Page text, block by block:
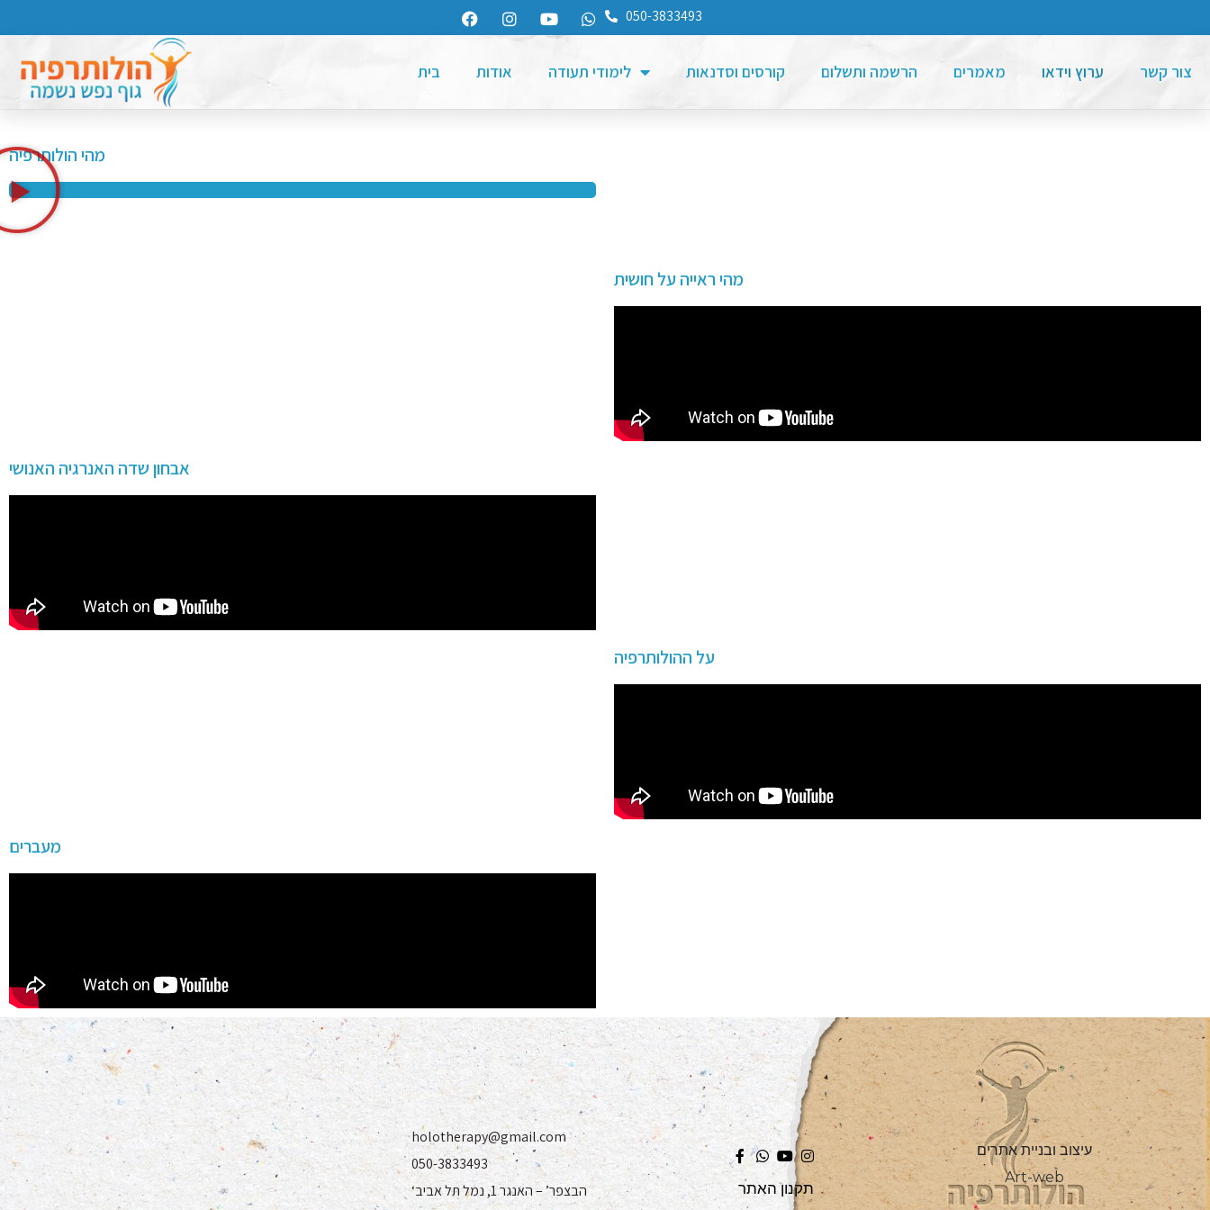
050-3833493
בית אודות לימודי תעודה קורסים וסדנאות הרשמה ותשלום מאמרים ערוץ וידאו צור קשר
מהי הולותרפיה
מהי ראייה על חושית
אבחון שדה האנרגיה האנושי
על ההולותרפיה
מעברים
holotherapy@gmail.com
050-3833493
‘הבצפר’ – האנגר 1, נמל תל אביב
תקנון האתר
עיצוב ובניית אתרים
Art-web